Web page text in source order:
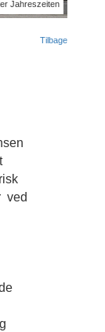
Jahreszeiten
Tilbage
ved